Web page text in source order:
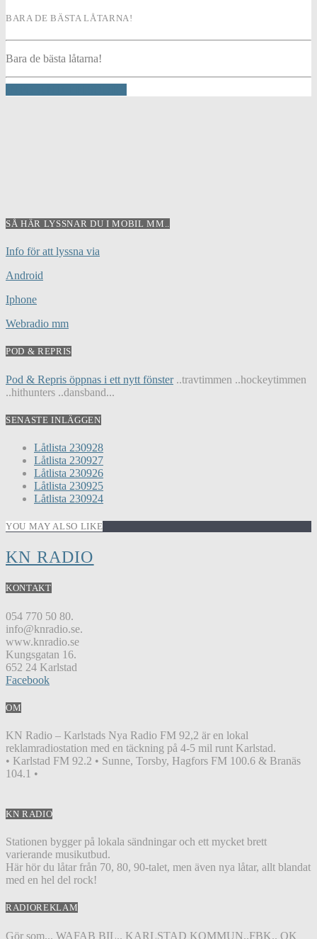
BARA DE BÄSTA LÅTARNA!
Bara de bästa låtarna!
SÅ HÄR LYSSNAR DU I MOBIL MM..
Info för att lyssna via
Android
Iphone
Webradio mm
POD & REPRIS
Pod & Repris öppnas i ett nytt fönster..travtimmen ..hockeytimmen
..hithunters ..dansband...
SENASTE INLÄGGEN
Låtlista 230928
Låtlista 230927
Låtlista 230926
Låtlista 230925
Låtlista 230924
YOU MAY ALSO LIKE
KN RADIO
KONTAKT
054 770 50 80.
info@knradio.se.
www.knradio.se
Kungsgatan 16.
652 24 Karlstad
Facebook
OM
KN Radio – Karlstads Nya Radio FM 92,2 är en lokal
reklamradiostation med en täckning på 4-5 mil runt Karlstad.
• Karlstad FM 92.2 • Sunne, Torsby, Hagfors FM 100.6 & Branäs
104.1 •
KN RADIO
Stationen bygger på lokala sändningar och ett mycket brett
varierande musikutbud.
Här hör du låtar från 70, 80, 90-talet, men även nya låtar, allt blandat
med en hel del rock!
RADIOREKLAM
Gör som... WAFAB BIL.. KARLSTAD KOMMUN..FBK.. OK